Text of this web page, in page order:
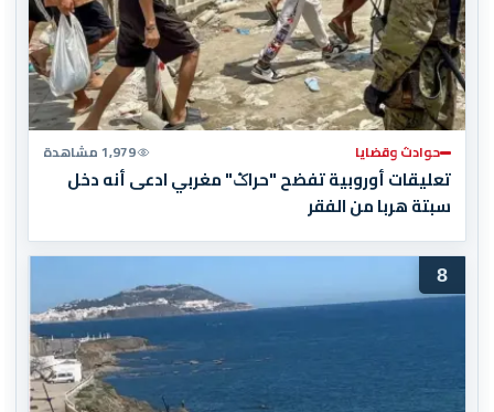
حوادث وقضايا 1,979 مشاهدة
تعليقات أوروبية تفضح "حراݣ" مغربي ادعى أنه دخل
سبتة هربا من الفقر
8